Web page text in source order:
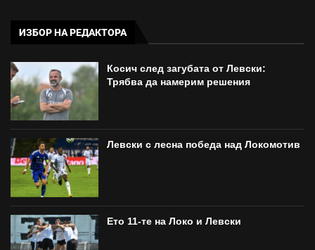
ИЗБОР НА РЕДАКТОРА
Косич след загубата от Левски:
Трябва да намерим решения
Левски с лесна победа над Локомотив
Ето 11-те на Локо и Левски